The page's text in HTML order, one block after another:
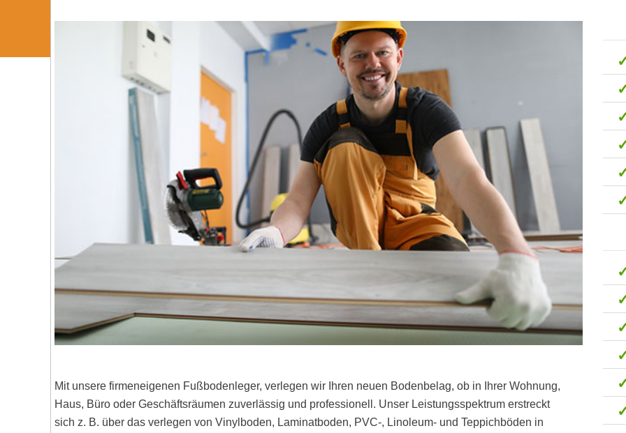
Mit unsere firmeneigenen Fußbodenleger, verlegen wir Ihren neuen Bodenbelag, ob in Ihrer Wohnung,
Haus, Büro oder Geschäftsräumen zuverlässig und professionell. Unser Leistungsspektrum erstreckt
sich z. B. über das verlegen von Vinylboden, Laminatboden, PVC-, Linoleum- und Teppichböden in